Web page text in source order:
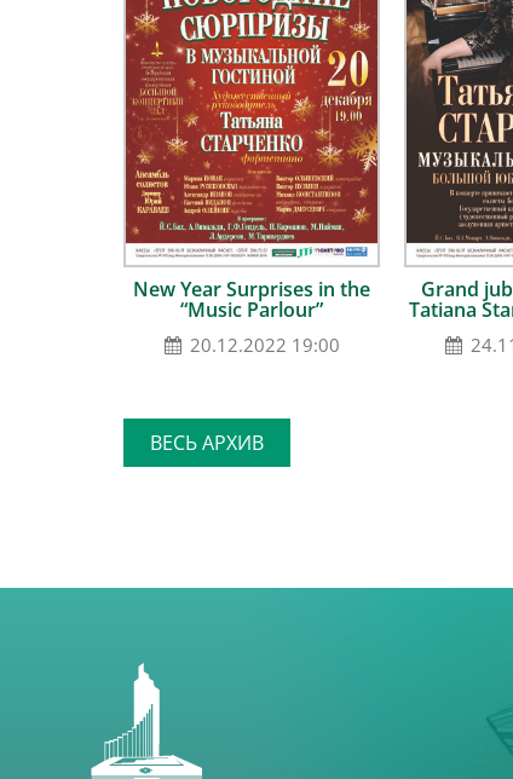
New Year Surprises in the
“Music Parlour”
20.12.2022 19:00
Grand
Tatiana
ВЕСЬ АРХИВ